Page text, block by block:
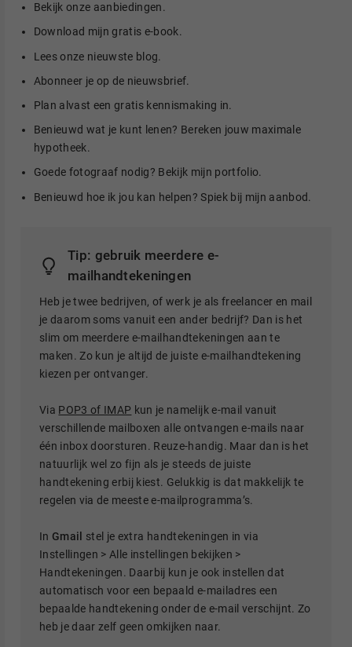
Bekijk onze aanbiedingen.
Download mijn gratis e-book.
Lees onze nieuwste blog.
Abonneer je op de nieuwsbrief.
Plan alvast een gratis kennismaking in.
Benieuwd wat je kunt lenen? Bereken jouw maximale
hypotheek.
Goede fotograaf nodig? Bekijk mijn portfolio.
Benieuwd hoe ik jou kan helpen? Spiek bij mijn aanbod.
Tip: gebruik meerdere e-
mailhandtekeningen
Heb je twee bedrijven, of werk je als freelancer en mail
je daarom soms vanuit een ander bedrijf? Dan is het
slim om meerdere e-mailhandtekeningen aan te
maken. Zo kun je altijd de juiste e-mailhandtekening
kiezen per ontvanger.
Via POP3 of IMAP kun je namelijk e-mail vanuit
verschillende mailboxen alle ontvangen e-mails naar
één inbox doorsturen. Reuze-handig. Maar dan is het
natuurlijk wel zo fijn als je steeds de juiste
handtekening erbij kiest. Gelukkig is dat makkelijk te
regelen via de meeste e-mailprogramma’s.
In Gmail
stel je extra handtekeningen in via
Instellingen > Alle instellingen bekijken >
Handtekeningen. Daarbij kun je ook instellen dat
automatisch voor een bepaald e-mailadres een
bepaalde handtekening onder de e-mail verschijnt. Zo
heb je daar zelf geen omkijken naar.